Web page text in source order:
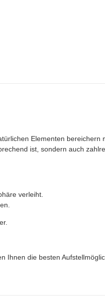
Elementen bereichern
ist, sondern auch
verleiht.
Ihnen die besten